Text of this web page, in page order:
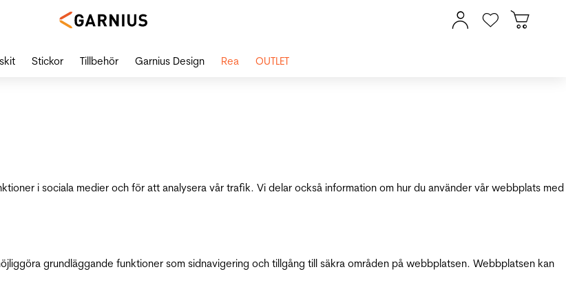
i sociala medier och för att analysera vår trafik. Vi delar också information om hur du använder vår webbplats med
grundläggande funktioner som sidnavigering och tillgång till säkra områden på webbplatsen. Webbplatsen kan
Stickor Tillbehör Garnius Design Rea OUTLET